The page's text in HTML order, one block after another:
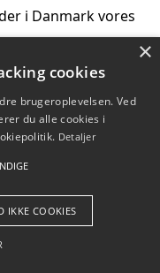
i Danmark vores
påvirker vores
×
cookies
brugeroplevelsen. Ved
du alle cookies i
Detaljer
IKKE COOKIES